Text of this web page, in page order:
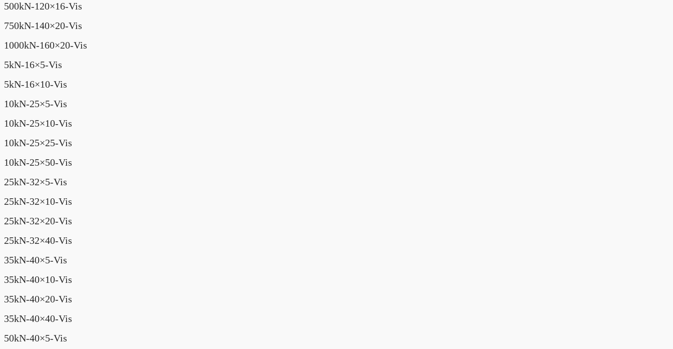
500kN-120×16-Vis
750kN-140×20-Vis
1000kN-160×20-Vis
5kN-16×5-Vis
5kN-16×10-Vis
10kN-25×5-Vis
10kN-25×10-Vis
10kN-25×25-Vis
10kN-25×50-Vis
25kN-32×5-Vis
25kN-32×10-Vis
25kN-32×20-Vis
25kN-32×40-Vis
35kN-40×5-Vis
35kN-40×10-Vis
35kN-40×20-Vis
35kN-40×40-Vis
50kN-40×5-Vis